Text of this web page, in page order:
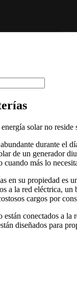
solar no
durante el
de un generador
cuando más lo
en su propiedad es
a la red eléctrica,
cargos por
están conectados a la
diseñados para